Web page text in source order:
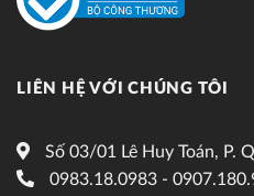
LIÊN HỆ VỚI CHÚNG TÔI
Số 03/01 Lê Huy Toán, P.
0983.18.0983 -